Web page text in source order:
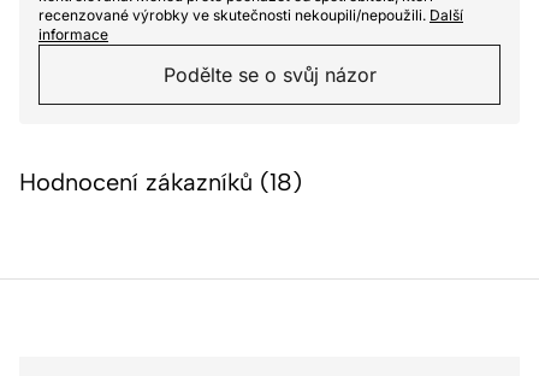
recenzované výrobky ve skutečnosti nekoupili/nepoužili. Další
informace
Podělte se o svůj názor
Hodnocení zákazníků (18)